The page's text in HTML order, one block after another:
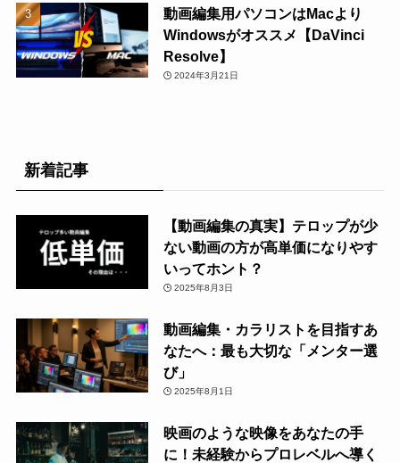
動画編集用パソコンはMacより
Windowsがオススメ【DaVinci
Resolve】
2024年3月21日
新着記事
【動画編集の真実】テロップが少
ない動画の方が高単価になりやす
いってホント？
2025年8月3日
動画編集・カラリストを目指すあ
なたへ：最も大切な「メンター選
び」
2025年8月1日
映画のような映像をあなたの手
に！未経験からプロレベルへ導く